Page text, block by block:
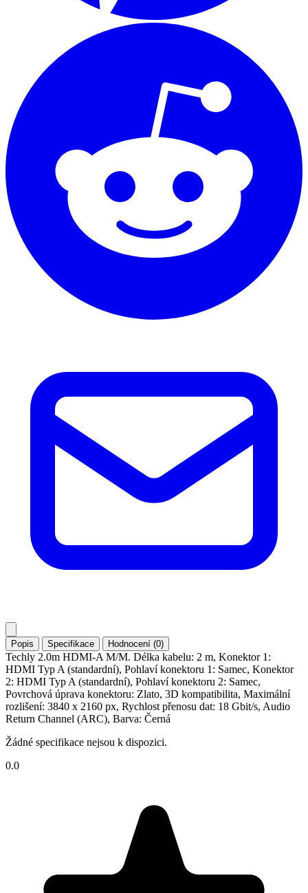
Popis Specifikace Hodnocení (0)
Techly 2.0m HDMI-A M/M. Délka kabelu: 2 m, Konektor 1:
HDMI Typ A (standardní), Pohlaví konektoru 1: Samec, Konektor
2: HDMI Typ A (standardní), Pohlaví konektoru 2: Samec,
Povrchová úprava konektoru: Zlato, 3D kompatibilita, Maximální
rozlišení: 3840 x 2160 px, Rychlost přenosu dat: 18 Gbit/s, Audio
Return Channel (ARC), Barva: Černá
Žádné specifikace nejsou k dispozici.
0.0